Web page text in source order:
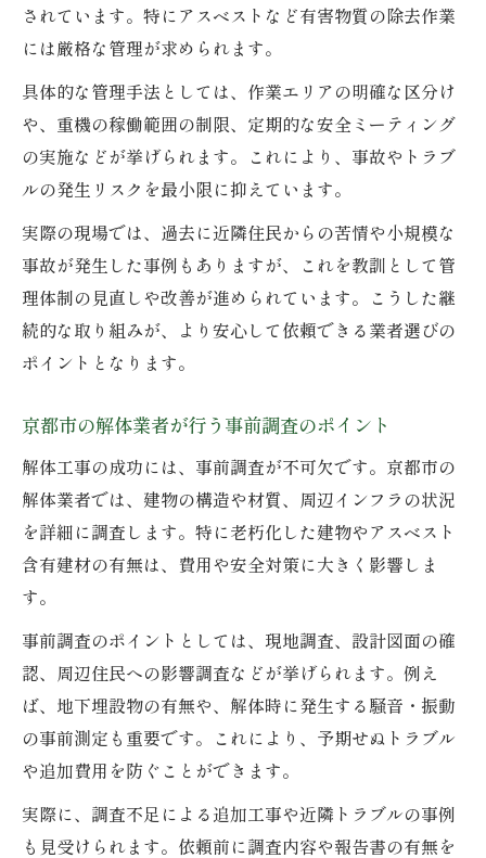
されています。特にアスベストなど有害物質の除去作業
には厳格な管理が求められます。
具体的な管理手法としては、作業エリアの明確な区分け
や、重機の稼働範囲の制限、定期的な安全ミーティング
の実施などが挙げられます。これにより、事故やトラブ
ルの発生リスクを最小限に抑えています。
実際の現場では、過去に近隣住民からの苦情や小規模な
事故が発生した事例もありますが、これを教訓として管
理体制の見直しや改善が進められています。こうした継
続的な取り組みが、より安心して依頼できる業者選びの
ポイントとなります。
京都市の解体業者が行う事前調査のポイント
解体工事の成功には、事前調査が不可欠です。京都市の
解体業者では、建物の構造や材質、周辺インフラの状況
を詳細に調査します。特に老朽化した建物やアスベスト
含有建材の有無は、費用や安全対策に大きく影響しま
す。
事前調査のポイントとしては、現地調査、設計図面の確
認、周辺住民への影響調査などが挙げられます。例え
ば、地下埋設物の有無や、解体時に発生する騒音・振動
の事前測定も重要です。これにより、予期せぬトラブル
や追加費用を防ぐことができます。
実際に、調査不足による追加工事や近隣トラブルの事例
も見受けられます。依頼前に調査内容や報告書の有無を